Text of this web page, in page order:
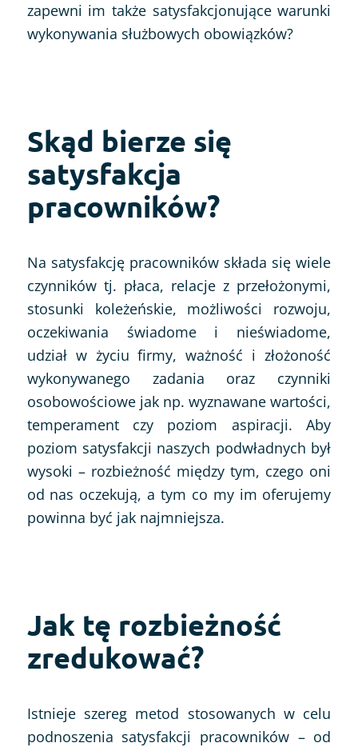
zapewni im także satysfakcjonujące warunki
wykonywania służbowych obowiązków?
Skąd bierze się
satysfakcja
pracowników?
Na satysfakcję pracowników składa się wiele
czynników tj. płaca, relacje z przełożonymi,
stosunki koleżeńskie, możliwości rozwoju,
oczekiwania świadome i nieświadome,
udział w życiu firmy, ważność i złożoność
wykonywanego zadania oraz czynniki
osobowościowe jak np. wyznawane wartości,
temperament czy poziom aspiracji. Aby
poziom satysfakcji naszych podwładnych był
wysoki – rozbieżność między tym, czego oni
od nas oczekują, a tym co my im oferujemy
powinna być jak najmniejsza.
Jak tę rozbieżność
zredukować?
Istnieje szereg metod stosowanych w celu
podnoszenia satysfakcji pracowników – od